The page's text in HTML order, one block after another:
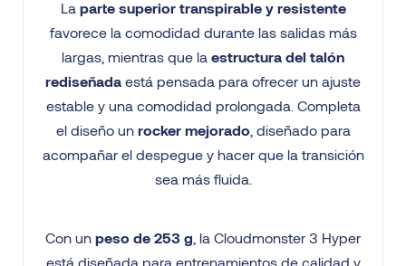
La parte superior transpirable y resistente
favorece la comodidad durante las salidas más
largas, mientras que la estructura del talón
rediseñada está pensada para ofrecer un ajuste
estable y una comodidad prolongada. Completa
el diseño un rocker mejorado , diseñado para
acompañar el despegue y hacer que la transición
sea más fluida.
Con un peso de 253 g , la Cloudmonster 3 Hyper
está diseñada para entrenamientos de calidad y